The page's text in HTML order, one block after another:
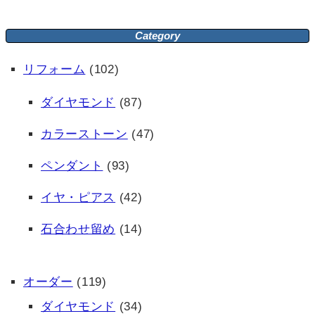
Category
リフォーム (102)
ダイヤモンド (87)
カラーストーン (47)
ペンダント (93)
イヤ・ピアス (42)
石合わせ留め (14)
オーダー (119)
ダイヤモンド (34)